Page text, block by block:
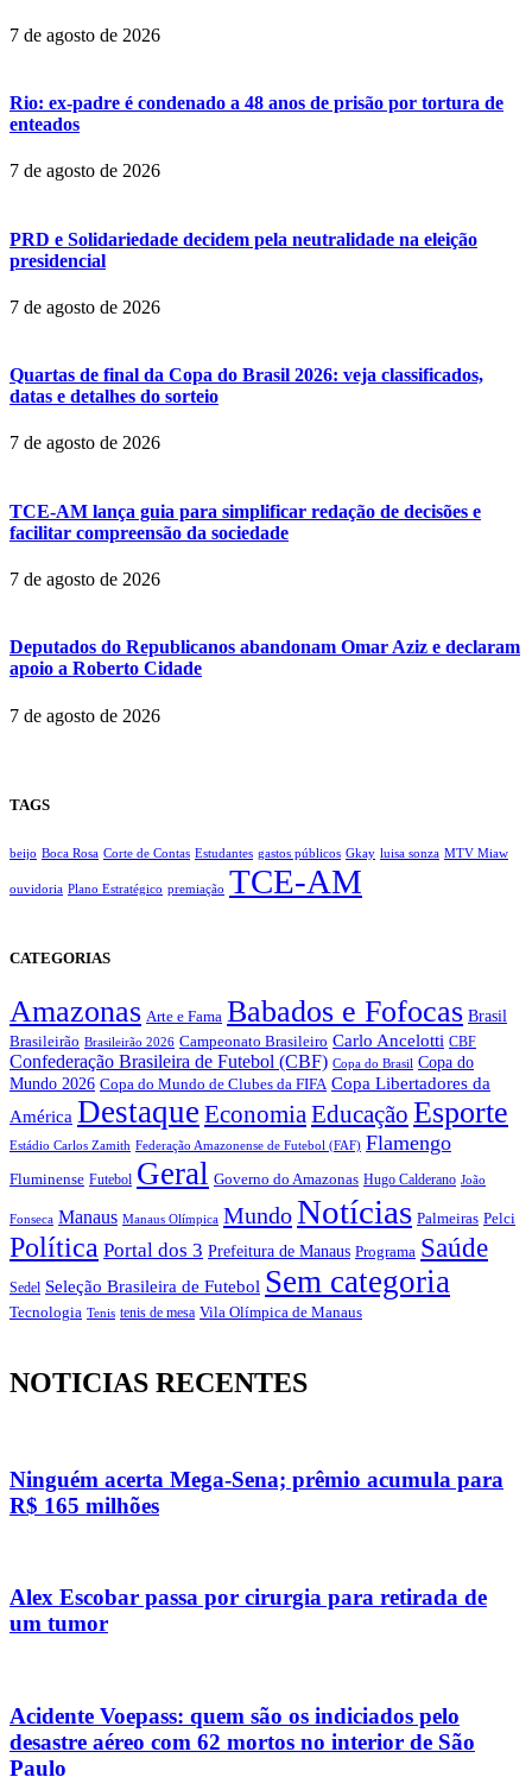
7 de agosto de 2026
Rio: ex-padre é condenado a 48 anos de prisão por tortura de
enteados
7 de agosto de 2026
PRD e Solidariedade decidem pela neutralidade na eleição
presidencial
7 de agosto de 2026
Quartas de final da Copa do Brasil 2026: veja classificados,
datas e detalhes do sorteio
7 de agosto de 2026
TCE-AM lança guia para simplificar redação de decisões e
facilitar compreensão da sociedade
7 de agosto de 2026
Deputados do Republicanos abandonam Omar Aziz e declaram
apoio a Roberto Cidade
7 de agosto de 2026
TAGS
beijo Boca Rosa Corte de Contas Estudantes gastos públicos Gkay luisa sonza MTV Miaw
ouvidoria Plano Estratégico premiação TCE-AM
CATEGORIAS
Amazonas Arte e Fama Babados e Fofocas Brasil
Brasileirão Brasileirão 2026 Campeonato Brasileiro Carlo Ancelotti CBF
Confederação Brasileira de Futebol (CBF) Copa do Brasil Copa do
Mundo 2026 Copa do Mundo de Clubes da FIFA Copa Libertadores da
América Destaque EconomiaEducação Esporte
Estádio Carlos Zamith Federação Amazonense de Futebol (FAF) Flamengo
Fluminense Futebol Geral Governo do Amazonas Hugo Calderano João
Fonseca Manaus Manaus Olímpica MundoNotícias Palmeiras Pelci
Política Portal dos 3 Prefeitura de Manaus Programa Saúde
Sedel Seleção Brasileira de Futebol Sem categoria
Tecnologia Tenis tenis de mesa Vila Olímpica de Manaus
NOTICIAS RECENTES
Ninguém acerta Mega-Sena; prêmio acumula para
R$ 165 milhões
Alex Escobar passa por cirurgia para retirada de
um tumor
Acidente Voepass: quem são os indiciados pelo
desastre aéreo com 62 mortos no interior de São
Paulo